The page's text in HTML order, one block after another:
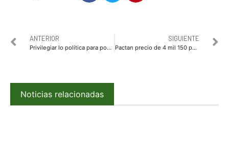
ANTERIOR
Privilegiar lo política para poner fin a conflictos entre presidente de Culiacán y sindicato de trabajadores, piden diputados del PRI
SIGUIENTE
Pactan precio de 4 mil 150 pesos para la tonelada de maíz
Noticias relacionadas